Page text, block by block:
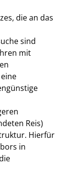
die an das
sind
mit
Reis)
Hierfür
in